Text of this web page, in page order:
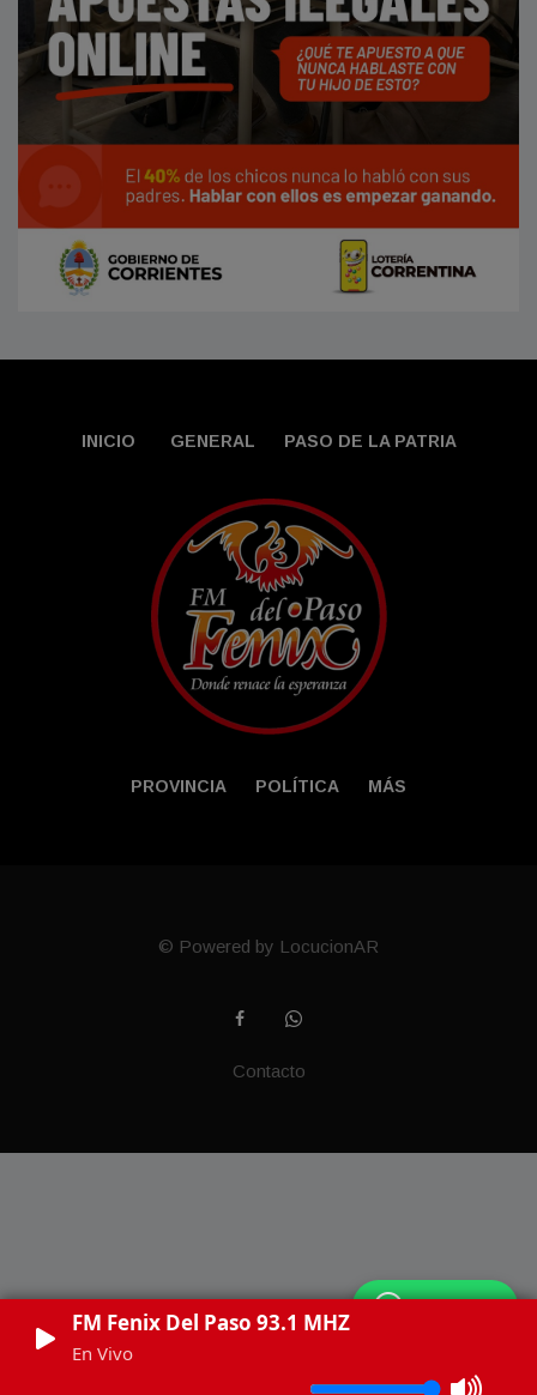
FM Fenix Del Paso 93.1 MHZ
En Vivo
WhatsApp
INICIO GENERAL PASO DE LA PATRIA
PROVINCIA POLÍTICA MÁS
© Powered by LocucionAR
Contacto